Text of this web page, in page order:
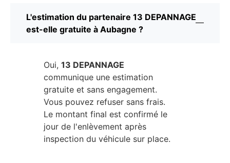
L'estimation du partenaire 13 DEPANNAGE
est-elle gratuite à Aubagne ?
Oui, 13 DEPANNAGE
communique une estimation
gratuite et sans engagement.
Vous pouvez refuser sans frais.
Le montant final est confirmé le
jour de l'enlèvement après
inspection du véhicule sur place.